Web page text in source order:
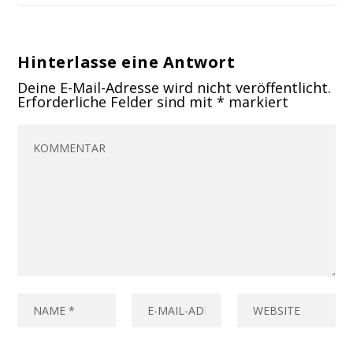
Hinterlasse eine Antwort
Deine E-Mail-Adresse wird nicht veröffentlicht.
Erforderliche Felder sind mit* markiert